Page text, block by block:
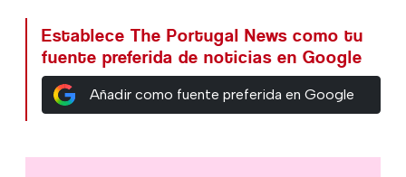
Establece The Portugal News como tu
fuente preferida de noticias en Google
Añadir como fuente preferida en Google